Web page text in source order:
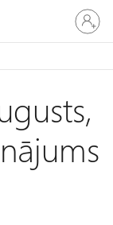
savā
kontā